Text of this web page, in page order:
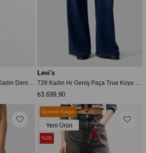
Levi's
₺3.699,90
Ücretsiz Kargo
Yeni Ürün
%35